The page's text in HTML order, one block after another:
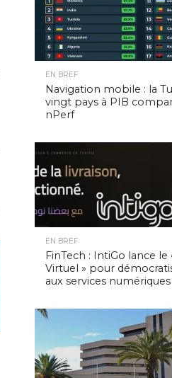
EN BREF
Navigation mobile : la
vingt pays à PIB
nPerf
EN BREF
FinTech : IntiGo lance le
Virtuel » pour
aux services